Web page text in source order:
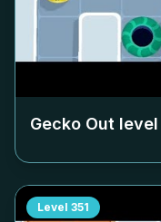
Gecko Out level
Level 351